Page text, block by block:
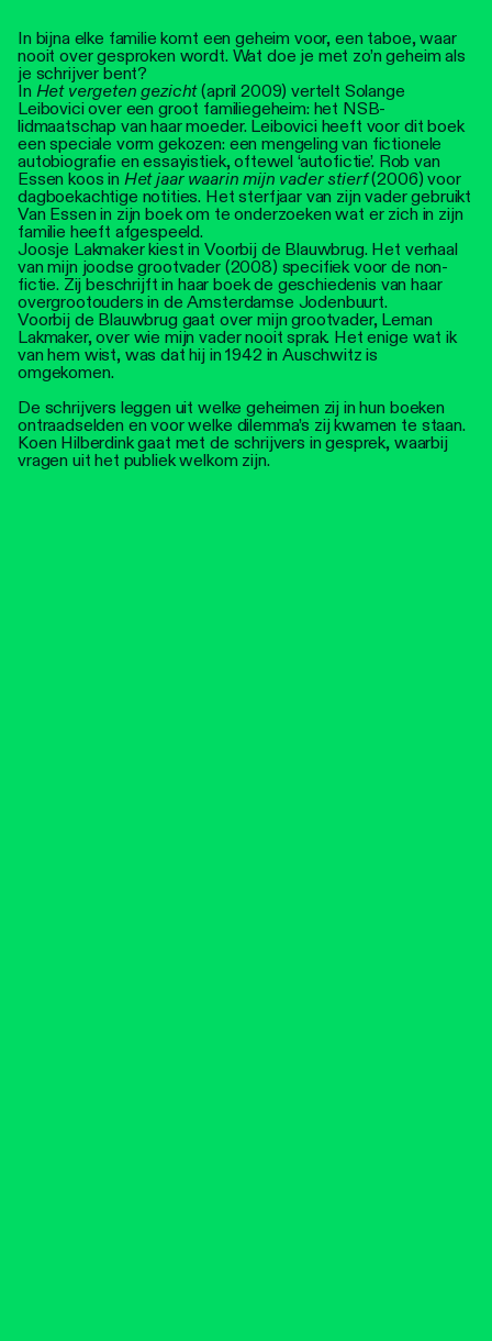
In bijna elke familie komt een geheim voor, een taboe, waar
nooit over gesproken wordt. Wat doe je met zo’n geheim als
je schrijver bent?
In Het vergeten gezicht(april 2009) vertelt Solange
Leibovici over een groot familiegeheim: het NSB-
lidmaatschap van haar moeder. Leibovici heeft voor dit boek
een speciale vorm gekozen: een mengeling van fictionele
autobiografie en essayistiek, oftewel ‘autofictie’. Rob van
Essen koos in Het jaar waarin mijn vader stierf(2006) voor
dagboekachtige notities. Het sterfjaar van zijn vader gebruikt
Van Essen in zijn boek om te onderzoeken wat er zich in zijn
familie heeft afgespeeld.
Joosje Lakmaker kiest in Voorbij de Blauwbrug. Het verhaal
van mijn joodse grootvader (2008) specifiek voor de non-
fictie. Zij beschrijft in haar boek de geschiedenis van haar
overgrootouders in de Amsterdamse Jodenbuurt.
Voorbij de Blauwbrug gaat over mijn grootvader, Leman
Lakmaker, over wie mijn vader nooit sprak. Het enige wat ik
van hem wist, was dat hij in 1942 in Auschwitz is
omgekomen.
De schrijvers leggen uit welke geheimen zij in hun boeken
ontraadselden en voor welke dilemma’s zij kwamen te staan.
Koen Hilberdink gaat met de schrijvers in gesprek, waarbij
vragen uit het publiek welkom zijn.